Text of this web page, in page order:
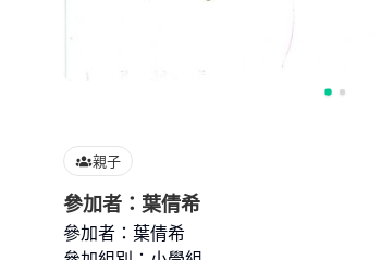
親子
參加者：葉倩希
參加者：葉倩希